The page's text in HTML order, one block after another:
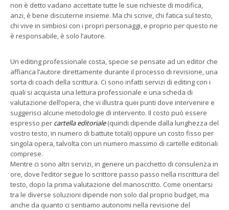
non è detto vadano accettate tutte le sue richieste di modifica,
anzi, è bene discuterne insieme. Ma chi scrive, chi fatica sul testo,
chi vive in simbiosi con i propri personaggi, e proprio per questo ne
è responsabile, è solo l’autore.
Un editing professionale costa, specie se pensate ad un editor che
affianca l’autore direttamente durante il processo di revisione, una
sorta di coach della scrittura. Ci sono infatti servizi di editing con i
quali si acquista una lettura professionale e una scheda di
valutazione dell’opera, che vi illustra quei punti dove intervenire e
suggerisci alcune metodologie di intervento. Il costo può essere
espresso per cartella editoriale(quindi dipende dalla lunghezza del
vostro testo, in numero di battute totali) oppure un costo fisso per
singola opera, talvolta con un numero massimo di cartelle editoriali
comprese.
Mentre ci sono altri servizi, in genere un pacchetto di consulenza in
ore, dove l’editor segue lo scrittore passo passo nella riscrittura del
testo, dopo la prima valutazione del manoscritto. Come orientarsi
tra le diverse soluzioni dipende non solo dal proprio budget, ma
anche da quanto ci sentiamo autonomi nella revisione del